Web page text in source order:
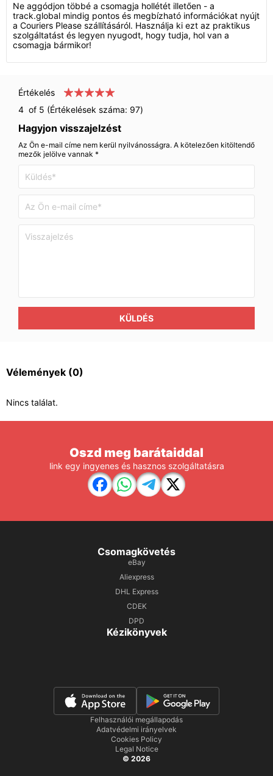
Ne aggódjon többé a csomagja hollétét illetően - a
track.global mindig pontos és megbízható információkat nyújt
a Couriers Please szállításáról. Használja ki ezt az praktikus
szolgáltatást és legyen nyugodt, hogy tudja, hol van a
csomagja bármikor!
Értékelés
4 of 5 (Értékelések száma: 97)
Hagyjon visszajelzést
Az Ön e-mail címe nem kerül nyilvánosságra. A kötelezően kitöltendő
mezők jelölve vannak *
KÜLDÉS
Vélemények (0)
Nincs találat.
Oszd meg barátaiddal
link egy ingyenes és hasznos szolgáltatásra
Csomagkövetés
eBay
Aliexpress
DHL Express
CDEK
DPD
Kézikönyvek
Felhasználói megállapodás
Adatvédelmi irányelvek
Cookies Policy
Legal Notice
© 2026